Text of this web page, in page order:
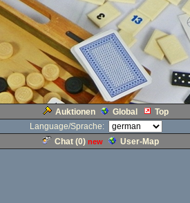
Auktionen Global Top
Language/Sprache:
Chat (0) new User-Map